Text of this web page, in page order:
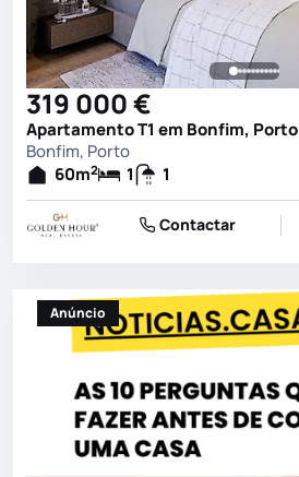
319 000 €
Apartamento T1 em Bonfim, Porto
Bonfim, Porto
60m2 1 1
Contactar
Anúncio